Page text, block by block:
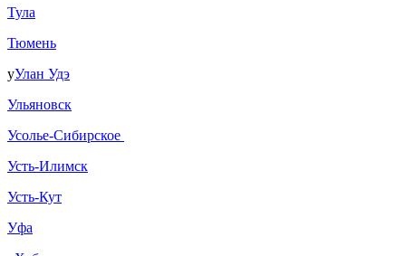
Тула
Тюмень
уУлан Удэ
Ульяновск
Усолье-Сибирское
Усть-Илимск
Усть-Кут
Уфа